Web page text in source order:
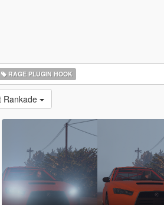
RAGE PLUGIN HOOK
Rankade